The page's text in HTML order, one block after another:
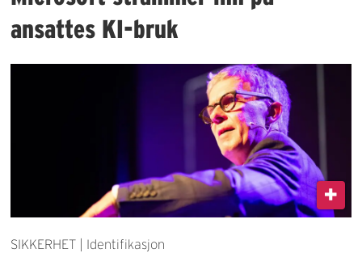
ansattes KI-bruk
SIKKERHET | Identifikasjon